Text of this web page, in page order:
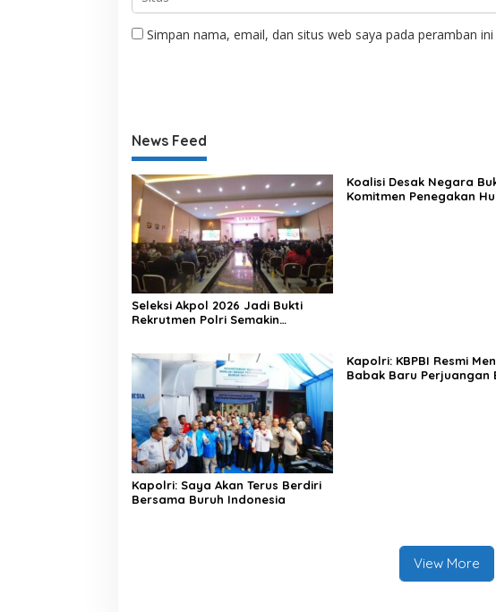
Simpan nama, email, dan situs web saya pada peramban
News Feed
Seleksi Akpol 2026 Jadi Bukti
Rekrutmen Polri Semakin
Koalisi Desak Negara
Komitmen Penegakan
Kapolri: Saya Akan Terus Berdiri
Bersama Buruh Indonesia
Kapolri: KBPBI Resmi
Babak Baru Perjuangan
View More